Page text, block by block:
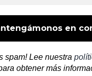
spam! Lee nuestra
obtener más